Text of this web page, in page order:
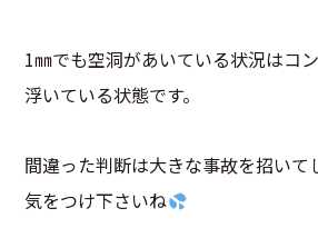
1㎜でも空洞があいている状況はコ
浮いている状態です。
間違った判断は大きな事故を招いて
気をつけ下さいね